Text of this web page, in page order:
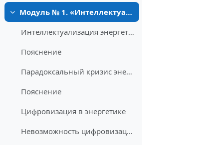
Свернуть
Модуль № 1. «Интеллектуальные энергетические системы»
Интеллектуализация энергетики
Пояснение
Парадоксальный кризис энергетики
Пояснение
Цифровизация в энергетике
Невозможность цифровизации